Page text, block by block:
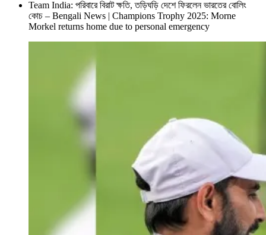
Team India: পরিবারে বিরাট ক্ষতি, তড়িঘড়ি দেশে ফিরলেন ভারতের বোলিং
কোচ – Bengali News | Champions Trophy 2025: Morne
Morkel returns home due to personal emergency